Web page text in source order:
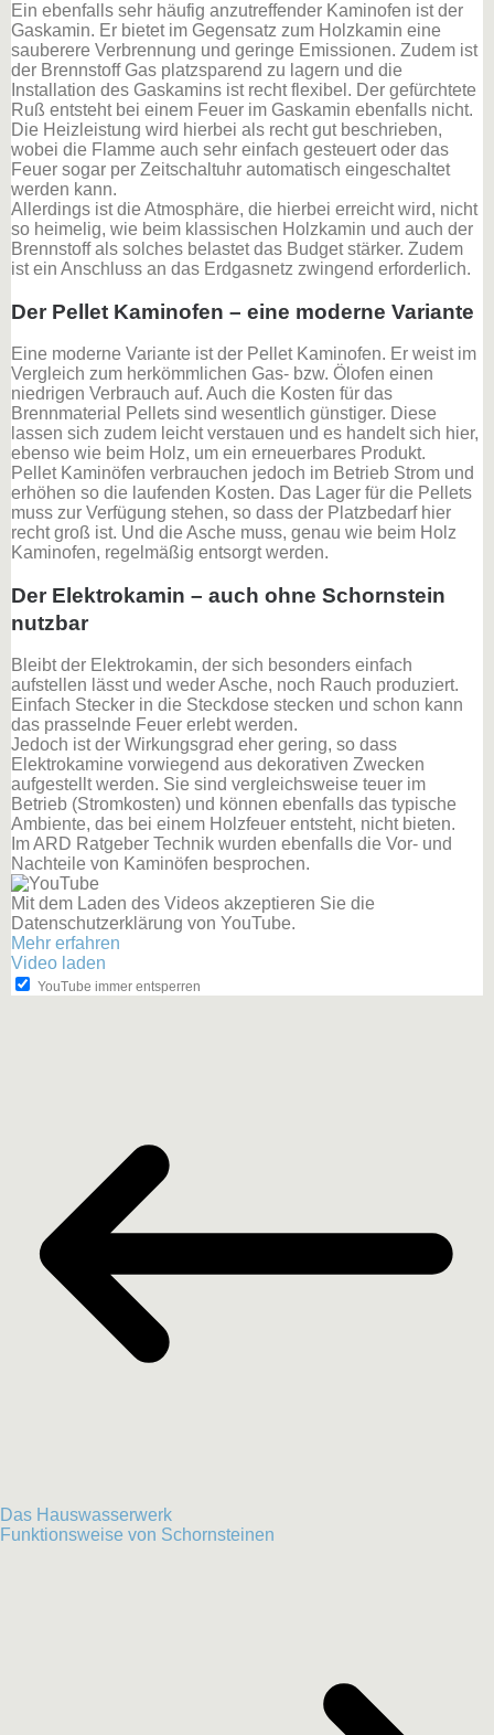
Ein ebenfalls sehr häufig anzutreffender Kaminofen ist der
Gaskamin. Er bietet im Gegensatz zum Holzkamin eine
sauberere Verbrennung und geringe Emissionen. Zudem ist
der Brennstoff Gas platzsparend zu lagern und die
Installation des Gaskamins ist recht flexibel. Der gefürchtete
Ruß entsteht bei einem Feuer im Gaskamin ebenfalls nicht.
Die Heizleistung wird hierbei als recht gut beschrieben,
wobei die Flamme auch sehr einfach gesteuert oder das
Feuer sogar per Zeitschaltuhr automatisch eingeschaltet
werden kann.
Allerdings ist die Atmosphäre, die hierbei erreicht wird, nicht
so heimelig, wie beim klassischen Holzkamin und auch der
Brennstoff als solches belastet das Budget stärker. Zudem
ist ein Anschluss an das Erdgasnetz zwingend erforderlich.
Der Pellet Kaminofen – eine moderne Variante
Eine moderne Variante ist der Pellet Kaminofen. Er weist im
Vergleich zum herkömmlichen Gas- bzw. Ölofen einen
niedrigen Verbrauch auf. Auch die Kosten für das
Brennmaterial Pellets sind wesentlich günstiger. Diese
lassen sich zudem leicht verstauen und es handelt sich hier,
ebenso wie beim Holz, um ein erneuerbares Produkt.
Pellet Kaminöfen verbrauchen jedoch im Betrieb Strom und
erhöhen so die laufenden Kosten. Das Lager für die Pellets
muss zur Verfügung stehen, so dass der Platzbedarf hier
recht groß ist. Und die Asche muss, genau wie beim Holz
Kaminofen, regelmäßig entsorgt werden.
Der Elektrokamin – auch ohne Schornstein
nutzbar
Bleibt der Elektrokamin, der sich besonders einfach
aufstellen lässt und weder Asche, noch Rauch produziert.
Einfach Stecker in die Steckdose stecken und schon kann
das prasselnde Feuer erlebt werden.
Jedoch ist der Wirkungsgrad eher gering, so dass
Elektrokamine vorwiegend aus dekorativen Zwecken
aufgestellt werden. Sie sind vergleichsweise teuer im
Betrieb (Stromkosten) und können ebenfalls das typische
Ambiente, das bei einem Holzfeuer entsteht, nicht bieten.
Im ARD Ratgeber Technik wurden ebenfalls die Vor- und
Nachteile von Kaminöfen besprochen.
Mit dem Laden des Videos akzeptieren Sie die
Datenschutzerklärung von YouTube.
Mehr erfahren
Video laden
YouTube immer entsperren
Das Hauswasserwerk
Funktionsweise von Schornsteinen